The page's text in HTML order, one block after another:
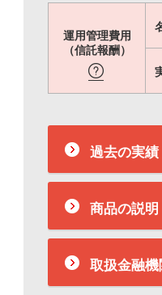
運用管理費用
（信託報酬）
過去の実績
商品の説明
取扱金融